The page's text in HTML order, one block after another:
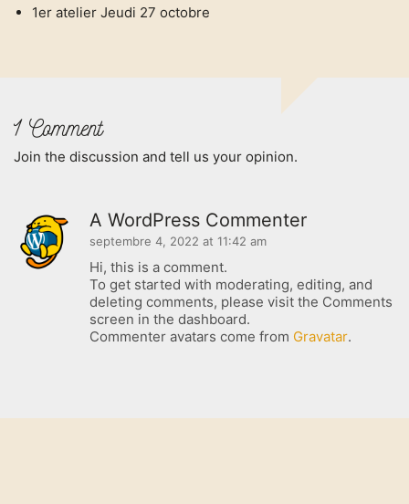
1er atelier Jeudi 27 octobre
1 Comment
Join the discussion and tell us your opinion.
A WordPress Commenter
septembre 4, 2022 at 11:42 am
Hi, this is a comment.
To get started with moderating, editing, and
deleting comments, please visit the Comments
screen in the dashboard.
Commenter avatars come from Gravatar.
Au fil des Jours
Retrouvez nous à "L'Atelier"
Quartier du Manio
Lorient, Bretagne